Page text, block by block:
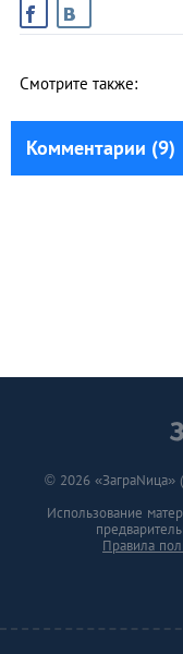
Смотрите также:
Комментарии (9)
© 2026 «ЗаграNица»
Использование
Правила